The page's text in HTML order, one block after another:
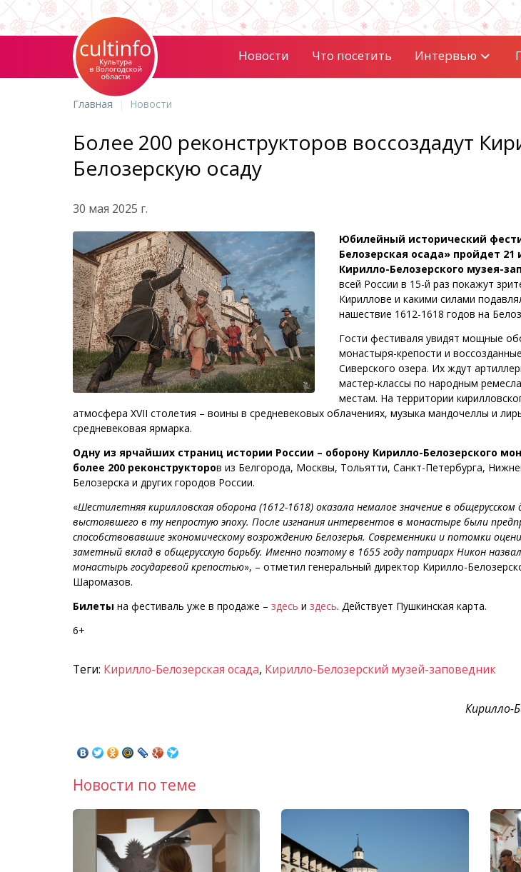
Новости Что посетить Интервью
Главная Новости
Более 200 реконструкторов воссоздадут
Белозерскую осаду
30 мая 2025 г.
Юбилейный исторический
Белозерская осада» пройдет
Кирилло-Белозерского музея-
всей России в 15-й раз покажут
Кириллове и какими силами
нашествие 1612-1618 годов на
Гости фестиваля увидят мощные
монастыря-крепости и
Сиверского озера. Их ждут
мастер-классы по народным
местам. На территории
атмосфера XVII столетия – воины в средневековых облачениях, музыка мандочеллы и
средневековая ярмарка.
Одну из ярчайших страниц истории России – оборону Кирилло-Белозерского
более 200 реконструкторов из Белгорода, Москвы, Тольятти, Санкт-Петербурга,
Белозерска и других городов России.
«Шестилетняя кирилловская оборона (1612-1618) оказала немалое значение в общерусском
выстоявшего в ту непростую эпоху. После изгнания интервентов в монастыре были
способствовавшие экономическому возрождению Белозерья. Современники и потомки
заметный вклад в общерусскую борьбу. Именно поэтому в 1655 году патриарх Никон
монастырь государевой крепостью», – отметил генеральный директор Кирилло-
Шаромазов.
Билеты на фестиваль уже в продаже – здесь и здесь. Действует Пушкинская карта.
6+
Теги: Кирилло-Белозерская осада, Кирилло-Белозерский музей-заповедник
Кирилло-
Новости по теме